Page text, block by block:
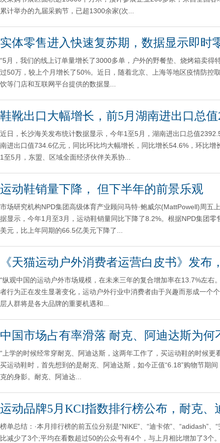
累计举办的九届采购节，已超1300余家(次...
实体零售进入快速复苏期，数据显示即时
“5月，我们的线上订单量增长了3000多单，户外的野餐垫、烧烤箱卖
过50万，较上个月增长了50%。近日，随着北京、上海等地区疫情防
饮等门店和互联网平台提供的数据显...
鞋靴出口大幅增长，前5月湖南进出口总值
近日，长沙海关发布统计数据显示，今年1至5月，湖南进出口总值
南进出口值734.6亿元，同比环比均大幅增长，同比增长54.6%，环比
1至5月，东盟、区域全面经济伙伴关系协...
运动鞋销量下降， 但下半年的前景乐观
市场研究机构NPD集团高级体育产业顾问马特·鲍威尔(MattPowell)周
据显示，今年1月至3月，运动鞋销量同比下降了8.2%。根据NPD集团
美元，比上年同期的66.5亿美元下降了...
《天猫运动户外消费者运营白皮书》发布
“纵观中国的运动户外市场规模，在未来三年的复合增加率在13.7%左
者行为正在发生显著变化，运动户外行业中消费者由于兴趣而形成一个
层人群将是各大品牌的重要机遇和...
中国市场占有率滑落 耐克、阿迪达斯为何
“上学的时候经常穿耐克、阿迪达斯，这两年工作了，买运动鞋的时候
买运动鞋时，首先想到的是耐克、阿迪达斯，如今正值“6.18”购物节期
克的身影。耐克、阿迪达...
运动品牌5月KCI指数排行榜公布，耐克、
榜单总结：·本月排行榜的前五位分别是“NIKE”、“迪卡侬”、“adidash”
比减少了3个;平均在看数超过50的公众号有4个，与上月相比增加了3个